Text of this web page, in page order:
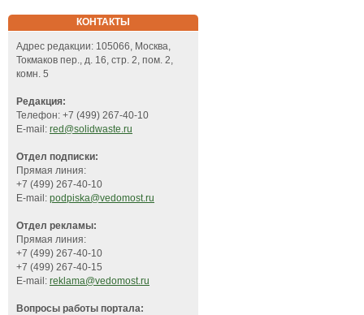
КОНТАКТЫ
Адрес редакции: 105066, Москва,
Токмаков пер., д. 16, стр. 2, пом. 2,
комн. 5
Редакция:
Телефон: +7 (499) 267-40-10
E-mail: red@solidwaste.ru
Отдел подписки:
Прямая линия:
+7 (499) 267-40-10
E-mail: podpiska@vedomost.ru
Отдел рекламы:
Прямая линия:
+7 (499) 267-40-10
+7 (499) 267-40-15
E-mail: reklama@vedomost.ru
Вопросы работы портала: